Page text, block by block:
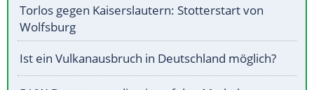
Torlos gegen Kaiserslautern: Stotterstart von
Wolfsburg
Ist ein Vulkanausbruch in Deutschland möglich?